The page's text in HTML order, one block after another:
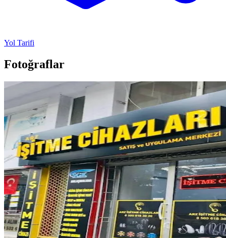
Yol Tarifi
Fotoğraflar